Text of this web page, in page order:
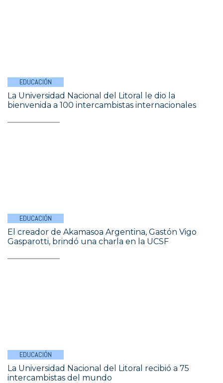
EDUCACIÓN
La Universidad Nacional del Litoral le dio la
bienvenida a 100 intercambistas internacionales
EDUCACIÓN
El creador de Akamasoa Argentina, Gastón Vigo
Gasparotti, brindó una charla en la UCSF
EDUCACIÓN
La Universidad Nacional del Litoral recibió a 75
intercambistas del mundo